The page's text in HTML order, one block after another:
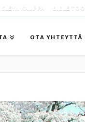
SLEYN KAUPPA BIBLE
OTA YHTEYTTÄ